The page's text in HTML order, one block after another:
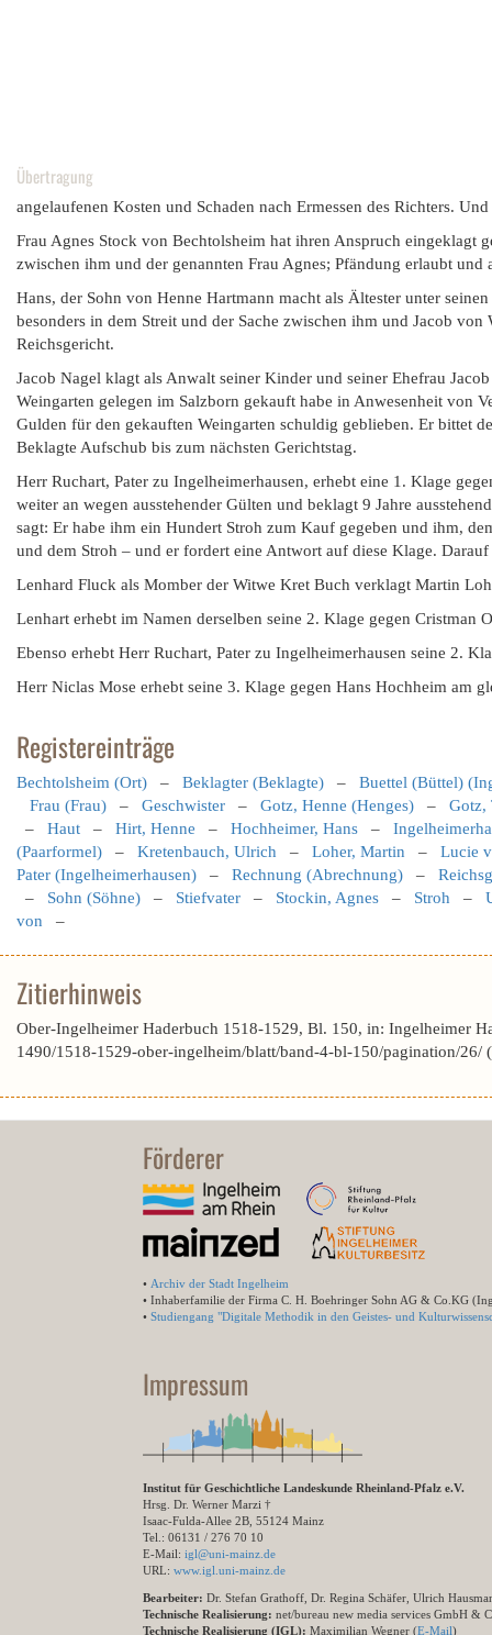
Übertragung
angelaufenen Kosten und Schaden nach Ermessen des Richters.
Frau Agnes Stock von Bechtolsheim hat ihren Anspruch eingeklagt
zwischen ihm und der genannten Frau Agnes; Pfändung erlaubt und
Hans, der Sohn von Henne Hartmann macht als Ältester unter
besonders in dem Streit und der Sache zwischen ihm und Jacob
Reichsgericht.
Jacob Nagel klagt als Anwalt seiner Kinder und seiner Ehefrau
Weingarten gelegen im Salzborn gekauft habe in Anwesenheit von
Gulden für den gekauften Weingarten schuldig geblieben. Er bittet
Beklagte Aufschub bis zum nächsten Gerichtstag.
Herr Ruchart, Pater zu Ingelheimerhausen, erhebt eine 1. Klage
weiter an wegen ausstehender Gülten und beklagt 9 Jahre
sagt: Er habe ihm ein Hundert Stroh zum Kauf gegeben und ihm,
und dem Stroh – und er fordert eine Antwort auf diese Klage.
Lenhard Fluck als Momber der Witwe Kret Buch verklagt Martin
Lenhart erhebt im Namen derselben seine 2. Klage gegen Cristman
Ebenso erhebt Herr Ruchart, Pater zu Ingelheimerhausen seine 2.
Herr Niclas Mose erhebt seine 3. Klage gegen Hans Hochheim am
Registereinträge
Bechtolsheim (Ort) – Beklagter (Beklagte) – Buettel (Büttel)
Frau (Frau) – Geschwister – Gotz, Henne (Henges) – Gotz,
– Haut – Hirt, Henne – Hochheimer, Hans –
(Paarformel) – Kretenbauch, Ulrich – Loher, Martin – Lucie
Pater (Ingelheimerhausen) – Rechnung (Abrechnung) –
– Sohn (Söhne) – Stiefvater – Stockin, Agnes – Stroh –
von –
Zitierhinweis
Ober-Ingelheimer Haderbuch 1518-1529, Bl. 150, in: Ingelheimer
1490/1518-1529-ober-ingelheim/blatt/band-4-bl-150/pagination/26/
Förderer
• Archiv der Stadt Ingelheim
• Inhaberfamilie der Firma C. H. Boehringer Sohn AG & Co.KG
• Studiengang "Digitale Methodik in den Geistes- und
Impressum
Institut für Geschichtliche Landeskunde Rheinland-Pfalz e.V.
Hrsg. Dr. Werner Marzi †
Isaac-Fulda-Allee 2B, 55124 Mainz
Tel.: 06131 / 276 70 10
E-Mail: igl@uni-mainz.de
URL: www.igl.uni-mainz.de
Bearbeiter: Dr. Stefan Grathoff, Dr. Regina Schäfer, Ulrich
Technische Realisierung: net/bureau new media services GmbH &
Technische Realisierung (IGL): Maximilian Wegner (E-Mail)